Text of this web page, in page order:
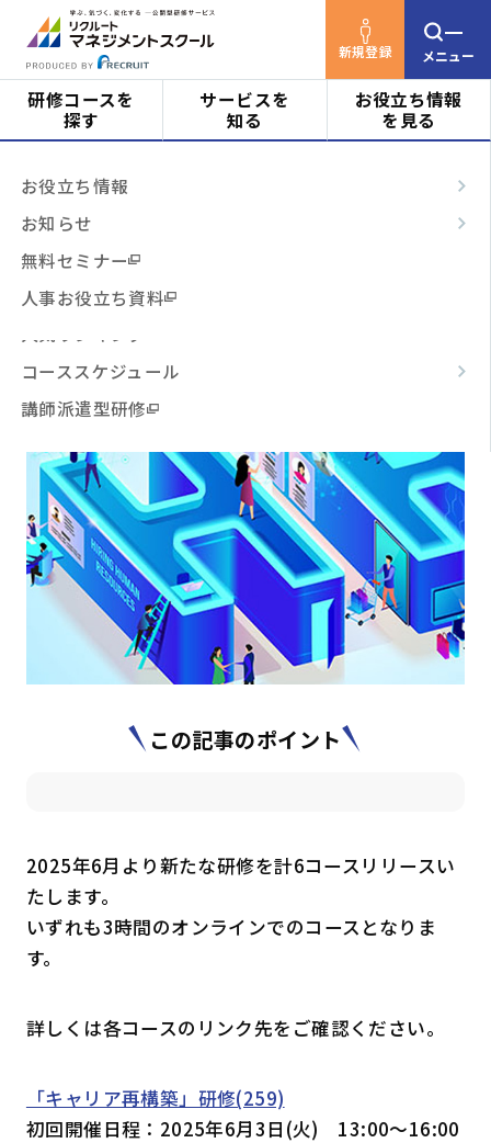
新規登録 メニュー
階層・役割
その他からコースを探す
はじめての方へ
サービスの特長
お役立ち情報 お知らせ よくあるご質問
お問い合わせ 資料請求 メルマガ登録
研修コースを
探す
対象者
ビジネススキル
テーマ別
3時間コース
人気ランキング
コーススケジュール
講師派遣型研修
サービスを
知る
はじめての方へ
サービスの特長
ご利用の流れ
よくあるご質問
お役立ち情報
を見る
お役立ち情報
お知らせ
無料セミナー
人事お役立ち資料
リクルートマネジメントスクールTOP
2025年6月 新コースのご紹介
記事公開日 2024.12.26
この記事のポイント
2025年6月より新たな研修を計6コースリリースい
たします。
いずれも3時間のオンラインでのコースとなりま
す。
詳しくは各コースのリンク先をご確認ください。
「キャリア再構築」研修(259)
初回開催日程：2025年6月3日(火) 13:00～16:00